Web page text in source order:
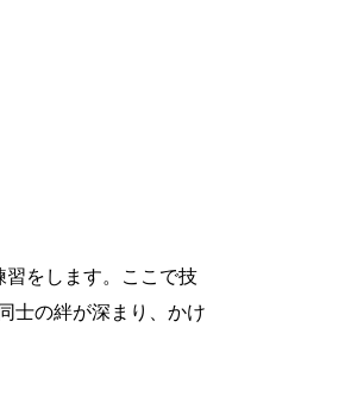
をします。ここで技
士の絆が深まり、かけ